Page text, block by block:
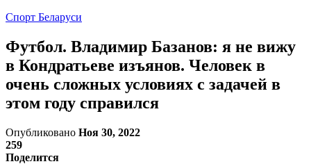
Спорт Беларуси
Футбол. Владимир Базанов: я не вижу
в Кондратьеве изъянов. Человек в
очень сложных условиях с задачей в
этом году справился
Опубликовано Ноя 30, 2022
259
Поделится